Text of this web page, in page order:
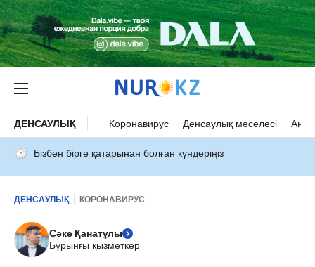
ДЕНСАУЛЫҚ Коронавирус Денсаулық мәселесі Ана
Бізбен бірге қатарынан болған күндеріңіз
ДЕНСАУЛЫҚ КОРОНАВИРУС
Сәке Қанатұлы
Бұрынғы қызметкер